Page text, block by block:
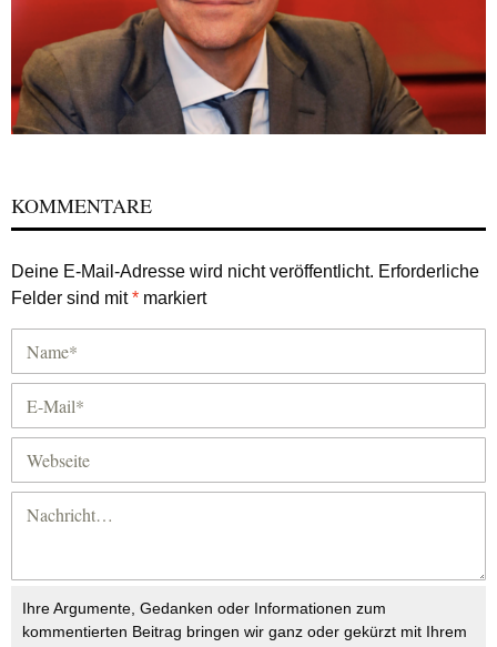
KOMMENTARE
Deine E-Mail-Adresse wird nicht veröffentlicht. Erforderliche
Felder sind mit* markiert
Ihre Argumente, Gedanken oder Informationen zum
kommentierten Beitrag bringen wir ganz oder gekürzt mit Ihrem